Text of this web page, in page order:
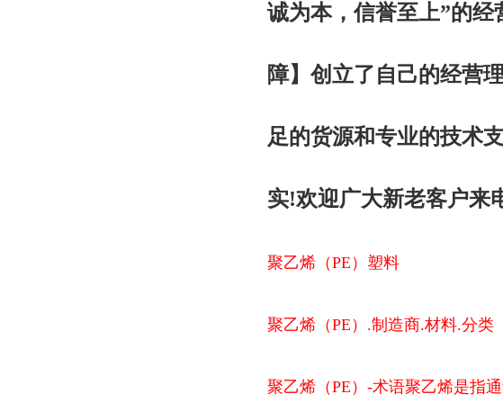
诚为本，信誉至上”的经
障】创立了自己的经营
足的货源和专业的技术
实!欢迎广大新老客户来
聚乙烯（PE）塑料
聚乙烯（PE）.制造商.材料.分类
聚乙烯（PE）-术语聚乙烯是指